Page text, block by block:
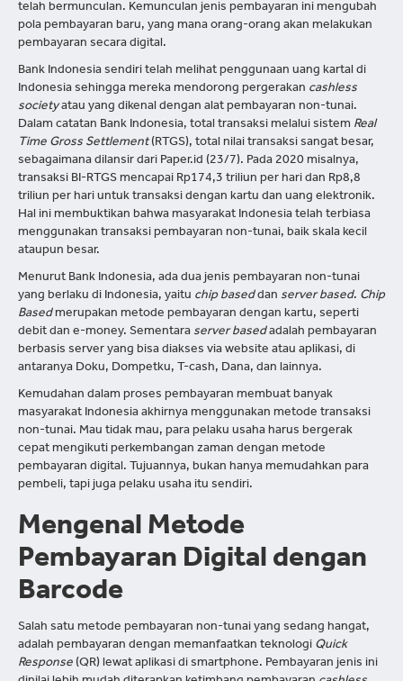
telah bermunculan. Kemunculan jenis pembayaran ini mengubah
pola pembayaran baru, yang mana orang-orang akan melakukan
pembayaran secara digital.
Bank Indonesia sendiri telah melihat penggunaan uang kartal di
Indonesia sehingga mereka mendorong pergerakan cashless
societyatau yang dikenal dengan alat pembayaran non-tunai.
Dalam catatan Bank Indonesia, total transaksi melalui sistem Real
Time Gross Settlement(RTGS), total nilai transaksi sangat besar,
sebagaimana dilansir dari Paper.id (23/7). Pada 2020 misalnya,
transaksi BI-RTGS mencapai Rp174,3 triliun per hari dan Rp8,8
triliun per hari untuk transaksi dengan kartu dan uang elektronik.
Hal ini membuktikan bahwa masyarakat Indonesia telah terbiasa
menggunakan transaksi pembayaran non-tunai, baik skala kecil
ataupun besar.
Menurut Bank Indonesia, ada dua jenis pembayaran non-tunai
yang berlaku di Indonesia, yaitu chip baseddan server based. Chip
Basedmerupakan metode pembayaran dengan kartu, seperti
debit dan e-money. Sementara server basedadalah pembayaran
berbasis server yang bisa diakses via website atau aplikasi, di
antaranya Doku, Dompetku, T-cash, Dana, dan lainnya.
Kemudahan dalam proses pembayaran membuat banyak
masyarakat Indonesia akhirnya menggunakan metode transaksi
non-tunai. Mau tidak mau, para pelaku usaha harus bergerak
cepat mengikuti perkembangan zaman dengan metode
pembayaran digital. Tujuannya, bukan hanya memudahkan para
pembeli, tapi juga pelaku usaha itu sendiri.
Mengenal Metode
Pembayaran Digital dengan
Barcode
Salah satu metode pembayaran non-tunai yang sedang hangat,
adalah pembayaran dengan memanfaatkan teknologi Quick
Response (QR) lewat aplikasi di smartphone. Pembayaran jenis ini